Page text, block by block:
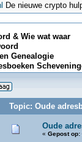
De nieuwe crypto
& Wie wat waar
Genealogie
Topic: Oude
Oude
« Gepost op: